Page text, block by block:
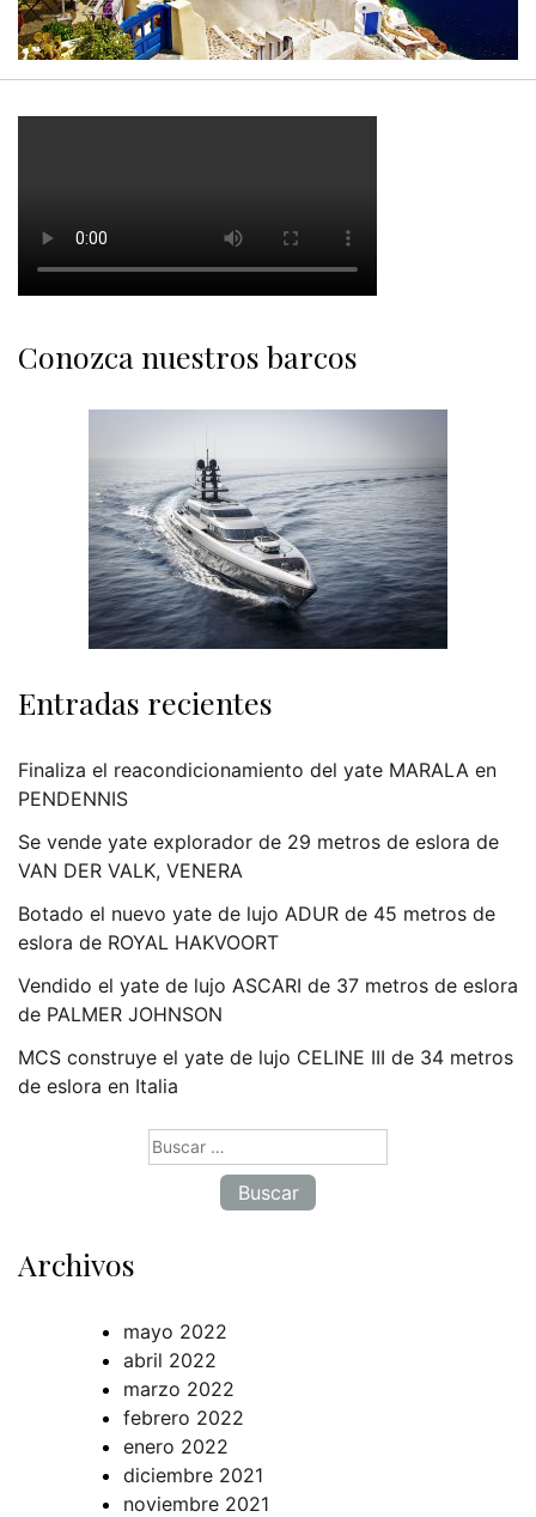
Conozca nuestros barcos
Entradas recientes
Finaliza el reacondicionamiento del yate MARALA en
PENDENNIS
Se vende yate explorador de 29 metros de eslora de
VAN DER VALK, VENERA
Botado el nuevo yate de lujo ADUR de 45 metros de
eslora de ROYAL HAKVOORT
Vendido el yate de lujo ASCARI de 37 metros de eslora
de PALMER JOHNSON
MCS construye el yate de lujo CELINE III de 34 metros
de eslora en Italia
Archivos
mayo 2022
abril 2022
marzo 2022
febrero 2022
enero 2022
diciembre 2021
noviembre 2021